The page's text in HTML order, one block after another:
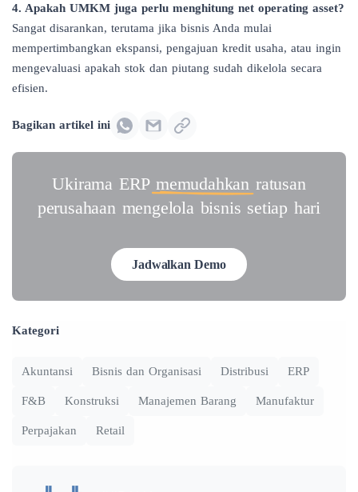
4. Apakah UMKM juga perlu menghitung net operating asset?
Sangat disarankan, terutama jika bisnis Anda mulai
mempertimbangkan ekspansi, pengajuan kredit usaha, atau ingin
mengevaluasi apakah stok dan piutang sudah dikelola secara
efisien.
Bagikan artikel ini
Ukirama ERP memudahkan ratusan
perusahaan mengelola bisnis setiap hari
Jadwalkan Demo
Kategori
Akuntansi Bisnis dan Organisasi Distribusi ERP
F&B Konstruksi Manajemen Barang Manufaktur
Perpajakan Retail